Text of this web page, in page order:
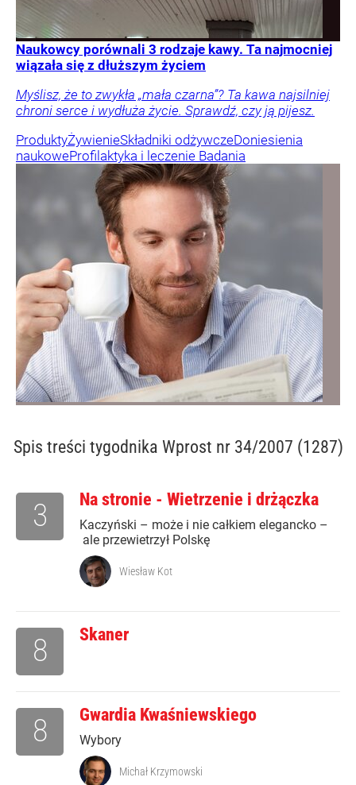
Naukowcy porównali 3 rodzaje kawy. Ta najmocniej
wiązała się z dłuższym życiem
Myślisz, że to zwykła „mała czarna”? Ta kawa najsilniej
chroni serce i wydłuża życie. Sprawdź, czy ją pijesz.
ProduktyŻywienieSkładniki odżywczeDoniesienia
naukoweProfilaktyka i leczenie Badania
Spis treści tygodnika Wprost nr 34/2007 (1287)
Na stronie - Wietrzenie i drżączka
Kaczyński – może i nie całkiem elegancko –
ale przewietrzył Polskę
3
Wiesław Kot
Skaner
8
Gwardia Kwaśniewskiego
Wybory
8
Michał Krzymowski